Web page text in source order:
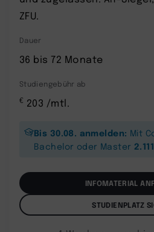
ZFU.
Dauer
36 bis 72 Monate
Studiengebühr ab
€ 203 /mtl.
Bis 30.08. anmelden: Mit
Bachelor oder Master
INFOMATERIAL
STUDIENPLATZ